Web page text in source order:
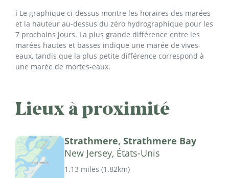
ℹ️ Le graphique ci-dessus montre les horaires des marées
et la hauteur au-dessus du zéro hydrographique pour les
7 prochains jours. La plus grande différence entre les
marées hautes et basses indique une marée de vives-
eaux, tandis que la plus petite différence correspond à
une marée de mortes-eaux.
Lieux à proximité
Strathmere, Strathmere Bay
New Jersey, États-Unis
1.13 miles (1.82km)